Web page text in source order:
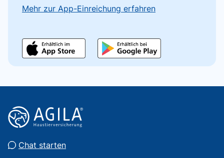
Mehr zur App-Einreichung erfahren